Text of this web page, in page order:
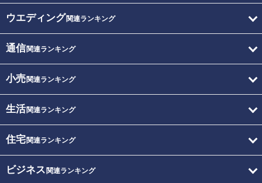
ウエディング関連ランキング
通信関連ランキング
小売関連ランキング
生活関連ランキング
住宅関連ランキング
ビジネス 関連ランキング